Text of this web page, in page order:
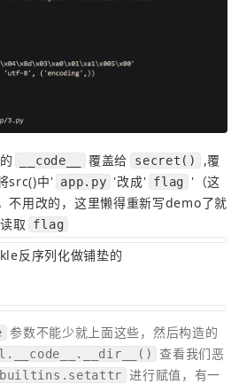
__code__ 覆盖给 secret()
,覆
src()中' app.py '改成' flag
'（这
不用改的，这里懒得重新写demo了就
取
flag
反序列化做铺垫的
参数不能少就上面这些，然后构造的
查看我们恶
builtins.setattr 进行赋值，有一